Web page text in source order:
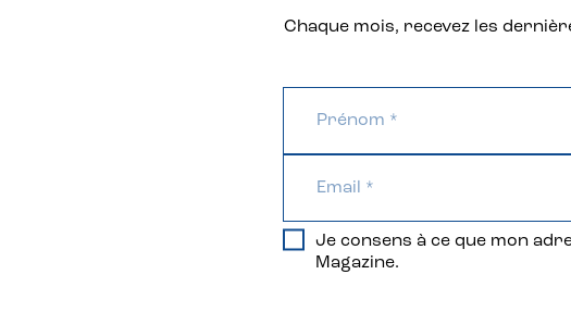
Chaque mois, recevez les
Je consens à ce que mon
Magazine.